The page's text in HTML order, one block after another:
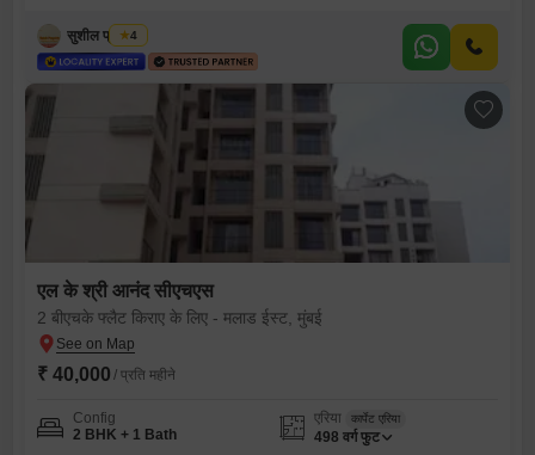
सुशील प्रजापति
4
एल के श्री आनंद सीएचएस
2 बीएचके फ्लैट किराए के लिए - मलाड ईस्ट, मुंबई
₹ 40,000 / प्रति महीने
Config
2 BHK + 1 Bath
एरिया कार्पेट एरिया
498 वर्ग फुट